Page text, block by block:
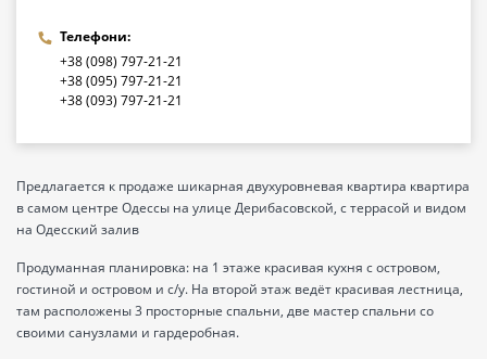
Телефони:
+38 (098) 797-21-21
+38 (095) 797-21-21
+38 (093) 797-21-21
Предлагается к продаже шикарная двухуровневая квартира квартира
в самом центре Одессы на улице Дерибасовской, с террасой и видом
на Одесский залив
Продуманная планировка: на 1 этаже красивая кухня с островом,
гостиной и островом и с/у. На второй этаж ведёт красивая лестница,
там расположены 3 просторные спальни, две мастер спальни со
своими санузлами и гардеробная.